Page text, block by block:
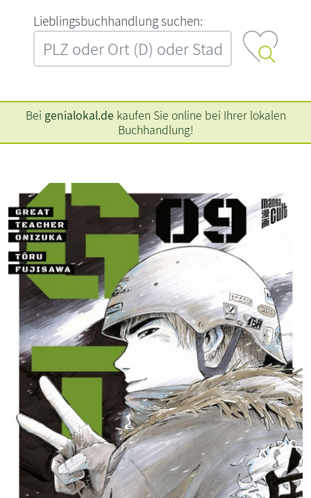
L‍i‍e‍b‍l‍i‍n‍g‍s‍b‍u‍c‍h‍h‍a‍n‍d‍l‍u‍n‍g‍ ‍s‍u‍c‍h‍e‍n‍:‍
Bei genialokal.de kaufen Sie online bei Ihrer lokalen
Buchhandlung!